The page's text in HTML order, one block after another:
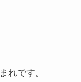
れです。